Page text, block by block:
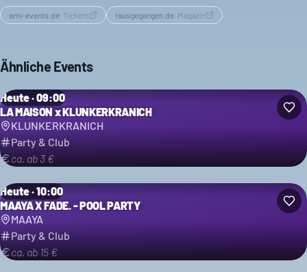
ami-events.de· Tickets rausgegangen.de· Magazin
Ähnliche Events
Heute · 09:00
LA MAISON x KLUNKERKRANICH
KLUNKERKRANICH
Party & Club
ca. ab 3 €
Heute · 10:00
MAAYA X FADE. - POOL PARTY
MAAYA
Party & Club
ca. ab 15 €